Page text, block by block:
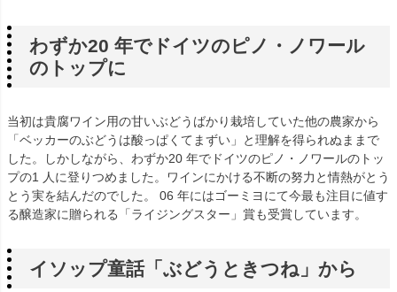
わずか20 年でドイツのピノ・ノワール
のトップに
当初は貴腐ワイン用の甘いぶどうばかり栽培していた他の農家から
「ベッカーのぶどうは酸っぱくてまずい」と理解を得られぬままで
した。しかしながら、わずか20 年でドイツのピノ・ノワールのトッ
プの1 人に登りつめました。ワインにかける不断の努力と情熱がとう
とう実を結んだのでした。 06 年にはゴーミヨにて今最も注目に値す
る醸造家に贈られる「ライジングスター」賞も受賞しています。
イソップ童話「ぶどうときつね」から